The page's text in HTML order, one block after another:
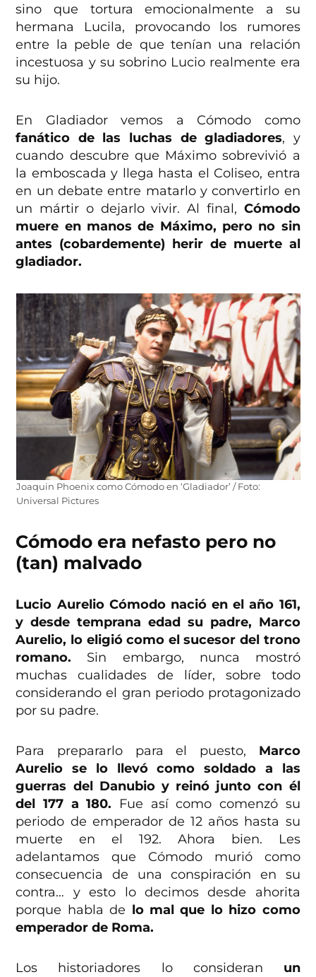
sino que tortura emocionalmente a su
hermana Lucila, provocando los rumores
entre la peble de que tenían una relación
incestuosa y su sobrino Lucio realmente era
su hijo.
En Gladiador vemos a Cómodo como
fanático de las luchas de gladiadores, y
cuando descubre que Máximo sobrevivió a
la emboscada y llega hasta el Coliseo, entra
en un debate entre matarlo y convertirlo en
un mártir o dejarlo vivir. Al final, Cómodo
muere en manos de Máximo, pero no sin
antes (cobardemente) herir de muerte al
gladiador.
Joaquin Phoenix como Cómodo en ‘Gladiador’ / Foto:
Universal Pictures
Cómodo era nefasto pero no
(tan) malvado
Lucio Aurelio Cómodo nació en el año 161,
y desde temprana edad su padre, Marco
Aurelio, lo eligió como el sucesor del trono
romano. Sin embargo, nunca mostró
muchas cualidades de líder, sobre todo
considerando el gran periodo protagonizado
por su padre.
Para prepararlo para el puesto, Marco
Aurelio se lo llevó como soldado a las
guerras del Danubio y reinó junto con él
del 177 a 180. Fue así como comenzó su
periodo de emperador de 12 años hasta su
muerte en el 192. Ahora bien. Les
adelantamos que Cómodo murió como
consecuencia de una conspiración en su
contra… y esto lo decimos desde ahorita
porque habla de lo mal que lo hizo como
emperador de Roma.
Los historiadores lo consideran un